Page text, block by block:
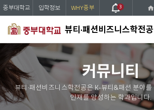
뷰티·패션비즈니스학전공
중부대학교 입학정보 WHY중부 3
커뮤니티